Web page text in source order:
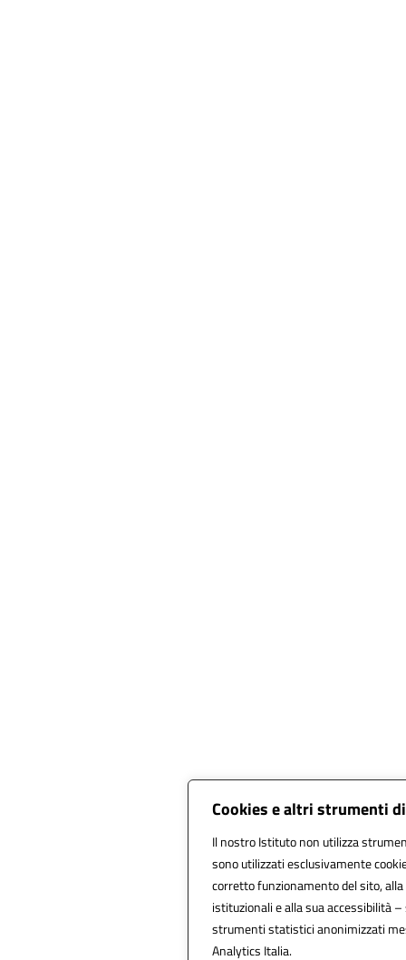
Cookies e altri strumenti
Il nostro Istituto non utilizza
sono utilizzati esclusivamente
corretto funzionamento del sito,
istituzionali e alla sua accessibilità
strumenti statistici anonimizzati
Analytics Italia.